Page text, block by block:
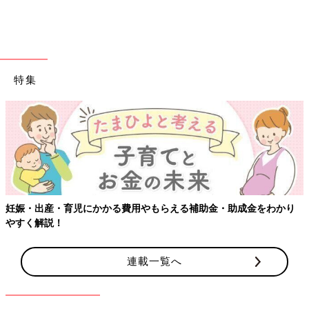
特集
妊娠・出産・育児にかかる費用やもらえる補助金・助成金をわかり
やすく解説！
連載一覧へ